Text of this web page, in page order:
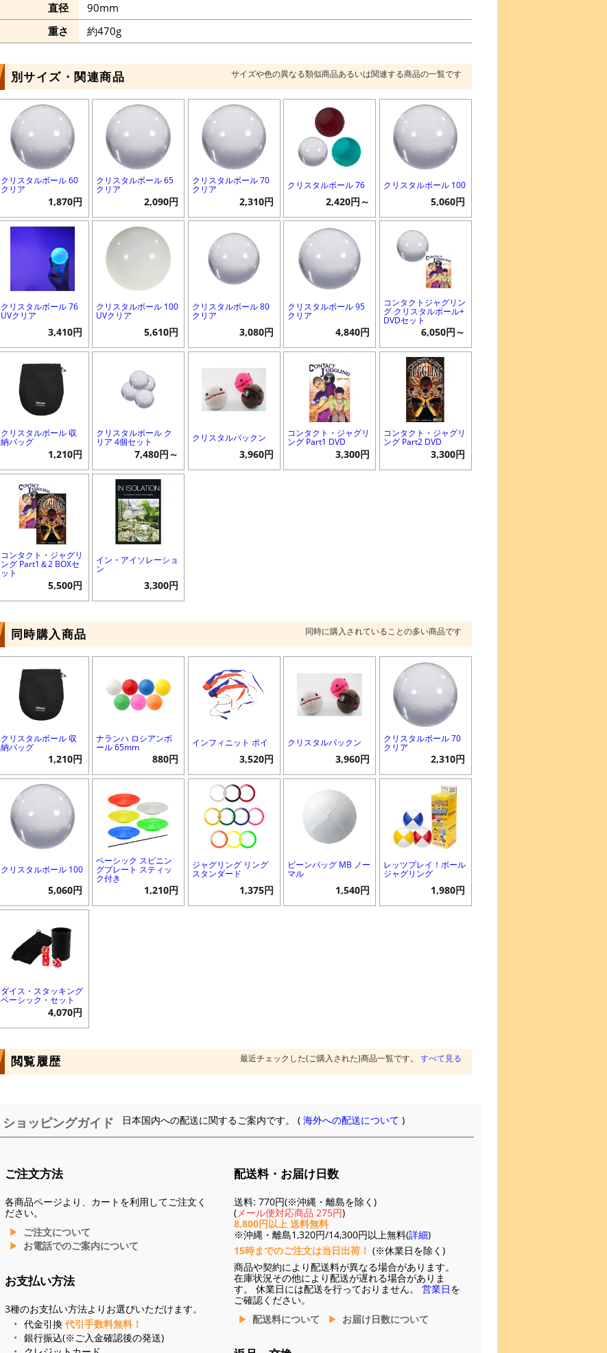
直径
90mm
重さ
約470g
別サイズ・関連商品 サイズや色の異なる類似商品あるいは関連する商品の一覧です
クリスタルボール 60
クリア
1,870円
クリスタルボール 65
クリア
2,090円
クリスタルボール 70
クリア
2,310円
クリスタルボール 76
2,420円～
クリスタルボール 100
5,060円
クリスタルボール 76
UVクリア
3,410円
クリスタルボール 100
UVクリア
5,610円
クリスタルボール 80
クリア
3,080円
クリスタルボール 95
クリア
4,840円
コンタクトジャグリン
グ クリスタルボール+
DVDセット
6,050円～
クリスタルボール 収
納バッグ
1,210円
クリスタルボール ク
リア 4個セット
7,480円～
クリスタルパックン
3,960円
コンタクト・ジャグリ
ング Part1 DVD
3,300円
コンタクト・ジャグリ
ング Part2 DVD
3,300円
コンタクト・ジャグリ
ング Part1＆2 BOXセ
ット
5,500円
イン・アイソレーショ
ン
3,300円
同時購入商品 同時に購入されていることの多い商品です
クリスタルボール 収
納バッグ
1,210円
ナランハ ロシアンボ
ール 65mm
880円
インフィニット ポイ
3,520円
クリスタルパックン
3,960円
クリスタルボール 70
クリア
2,310円
クリスタルボール 100
5,060円
ベーシック スピニン
グプレート スティッ
ク付き
1,210円
ジャグリング リング
スタンダード
1,375円
ビーンバッグ MB ノー
マル
1,540円
レッツプレイ！ボール
ジャグリング
1,980円
ダイス・スタッキング
ベーシック・セット
4,070円
閲覧履歴 最近チェックした(ご購入された)商品一覧です。 すべて見る
ショッピングガイド 日本国内への配送に関するご案内です。 (海外への配送について )
ご注文方法
各商品ページより、カートを利用してご注文く
ださい。
ご注文について
お電話でのご案内について
お支払い方法
3種のお支払い方法よりお選びいただけます。
代金引換 代引手数料無料！
銀行振込(※ご入金確認後の発送)
配送料・お届け日数
送料: 770円(※沖縄・離島を除く)
(メール便対応商品 275円)
8,800円以上 送料無料
※沖縄・離島1,320円/14,300円以上無料(詳細)
15時までのご注文は当日出荷！ (※休業日を除く)
商品や契約により配送料が異なる場合があります。
在庫状況その他により配送が遅れる場合がありま
す。 休業日には配送を行っておりません。 営業日を
ご確認ください。
配送料について
お届け日数について